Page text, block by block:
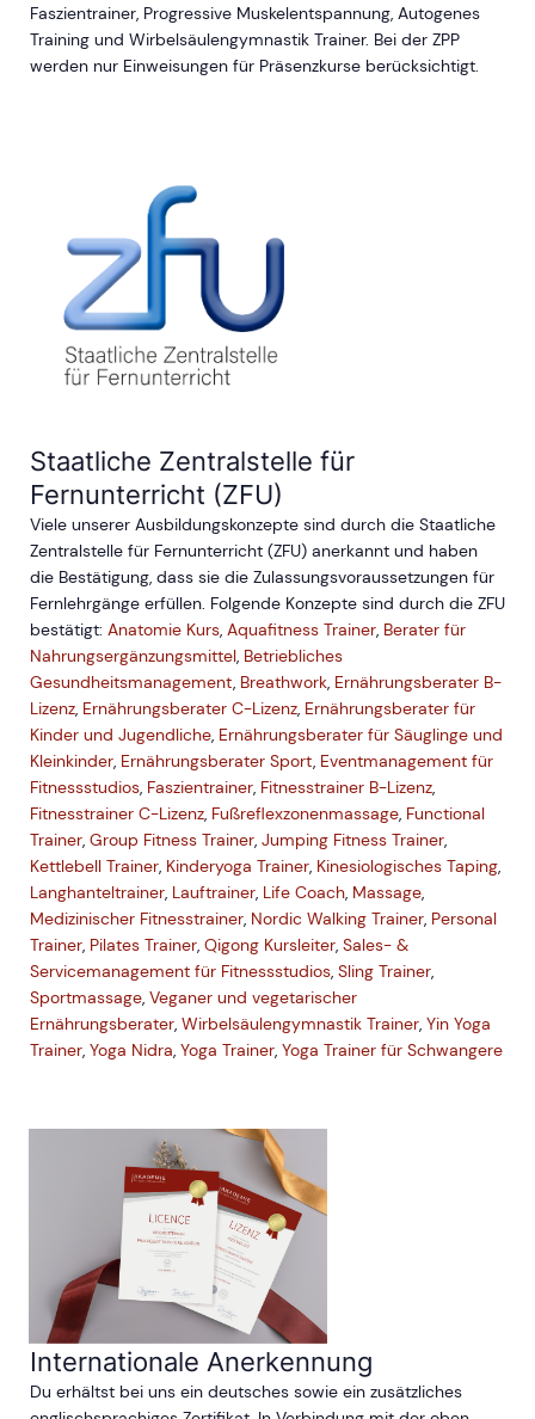
Faszientrainer, Progressive Muskelentspannung, Autogenes
Training und Wirbelsäulengymnastik Trainer. Bei der ZPP
werden nur Einweisungen für Präsenzkurse berücksichtigt.
Staatliche Zentralstelle für
Fernunterricht (ZFU)
Viele unserer Ausbildungskonzepte sind durch die Staatliche
Zentralstelle für Fernunterricht (ZFU) anerkannt und haben
die Bestätigung, dass sie die Zulassungsvoraussetzungen für
Fernlehrgänge erfüllen. Folgende Konzepte sind durch die ZFU
bestätigt: Anatomie Kurs, Aquafitness Trainer, Berater für
Nahrungsergänzungsmittel, Betriebliches
Gesundheitsmanagement, Breathwork, Ernährungsberater B-
Lizenz, Ernährungsberater C-Lizenz, Ernährungsberater für
Kinder und Jugendliche, Ernährungsberater für Säuglinge und
Kleinkinder, Ernährungsberater Sport, Eventmanagement für
Fitnessstudios, Faszientrainer, Fitnesstrainer B-Lizenz,
Fitnesstrainer C-Lizenz, Fußreflexzonenmassage, Functional
Trainer, Group Fitness Trainer, Jumping Fitness Trainer,
Kettlebell Trainer, Kinderyoga Trainer, Kinesiologisches Taping,
Langhanteltrainer, Lauftrainer, Life Coach, Massage,
Medizinischer Fitnesstrainer, Nordic Walking Trainer, Personal
Trainer, Pilates Trainer, Qigong Kursleiter, Sales- &
Servicemanagement für Fitnessstudios, Sling Trainer,
Sportmassage, Veganer und vegetarischer
Ernährungsberater, Wirbelsäulengymnastik Trainer, Yin Yoga
Trainer, Yoga Nidra, Yoga Trainer, Yoga Trainer für Schwangere
Internationale Anerkennung
Du erhältst bei uns ein deutsches sowie ein zusätzliches